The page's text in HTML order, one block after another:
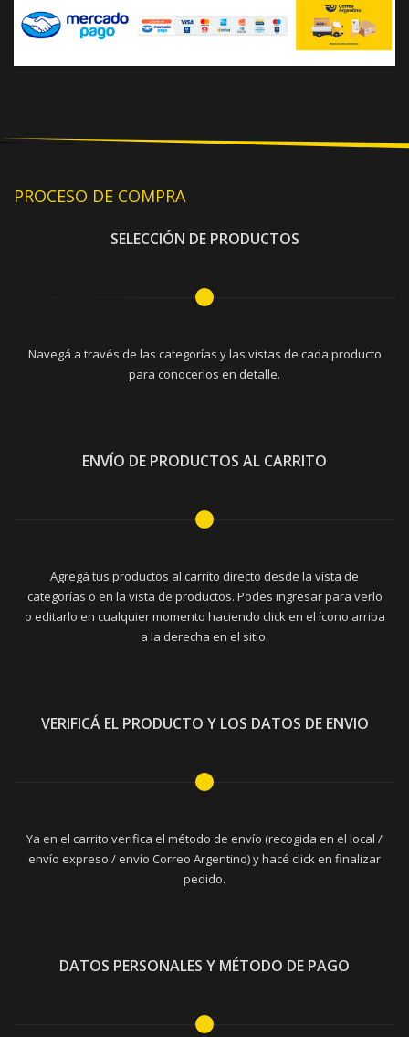
PROCESO DE COMPRA
SELECCIÓN DE PRODUCTOS
Navegá a través de las categorías y las vistas de cada producto
para conocerlos en detalle.
ENVÍO DE PRODUCTOS AL CARRITO
Agregá tus productos al carrito directo desde la vista de
categorías o en la vista de productos. Podes ingresar para verlo
o editarlo en cualquier momento haciendo click en el ícono arriba
a la derecha en el sitio.
VERIFICÁ EL PRODUCTO Y LOS DATOS DE ENVIO
Ya en el carrito verifica el método de envío (recogida en el local /
envío expreso / envío Correo Argentino) y hacé click en finalizar
pedido.
DATOS PERSONALES Y MÉTODO DE PAGO